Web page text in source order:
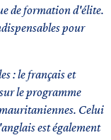
de formation d'élite.
pour
: le français et
le programme
Celui
est également